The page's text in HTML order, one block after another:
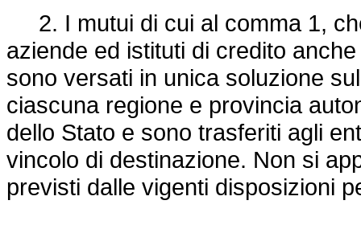
2. I mutui di cui al comma 1,
aziende ed istituti di credito
sono versati in unica soluzione
ciascuna regione e provincia
dello Stato e sono trasferiti agli
vincolo di destinazione. Non si
previsti dalle vigenti disposizioni